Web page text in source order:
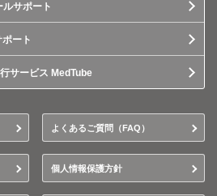
サポート
ート
サービス MedTube
よくあるご質問（FAQ）
個人情報保護方針